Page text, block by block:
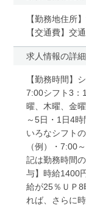
【勤務地住所
【交通費】交
求人情報の詳細
【勤務時間】
7:00シフト3：
曜、木曜、金
～5日・1日4
いろなシフト
（例）・7:00
記は勤務時間
与】時給1400
給が25％ＵＰ8
れば、さらに